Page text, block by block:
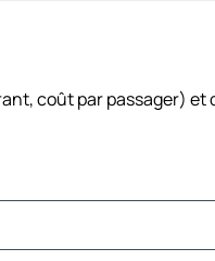
coût par passager) et